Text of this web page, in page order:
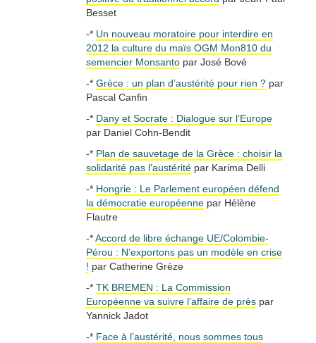
Besset
-* Un nouveau moratoire pour interdire en
2012 la culture du maïs OGM Mon810 du
semencier Monsanto par José Bové
-* Grèce : un plan d’austérité pour rien ? par
Pascal Canfin
-* Dany et Socrate : Dialogue sur l’Europe
par Daniel Cohn-Bendit
-* Plan de sauvetage de la Grèce : choisir la
solidarité pas l’austérité par Karima Delli
-* Hongrie : Le Parlement européen défend
la démocratie européenne par Hélène
Flautre
-*Accord de libre échange UE/Colombie-
Pérou : N’exportons pas un modèle en crise
! par Catherine Grèze
-* TK BREMEN : La Commission
Européenne va suivre l’affaire de près par
Yannick Jadot
-* Face à l’austérité, nous sommes tous